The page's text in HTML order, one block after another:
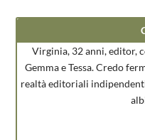
Virginia, 32 anni, editor,
Gemma e Tessa. Credo
realtà editoriali